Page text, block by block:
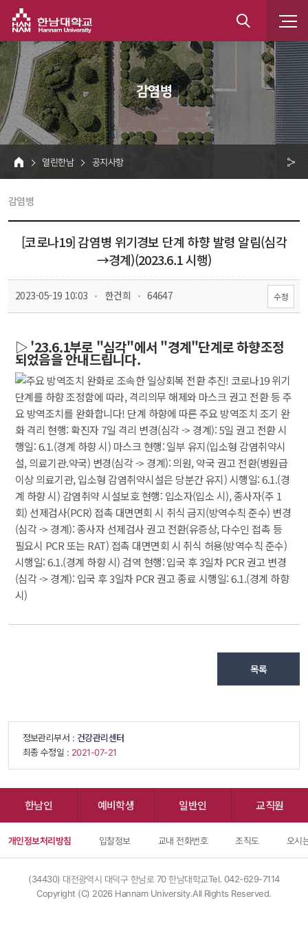
통
감염병
HOME
열린한남 공지사항
유
감염병
[코로나19] 감염병 위기경보 단계 하향 발령 알림(심각
→경계)(2023.6.1 시행)
2023-05-19 10:03 한건희 64647 수정
▷ '23.6.1부로 "심각"에서 "경계"단계로 하향조정
되었음을 안내드립니다.
목록
정보관리부서 : 건강관리센터
최종 수정일 : 2021-07-21
한남인 예비학생 일반인 교직원
개인정보처리방침 입찰정보 교내 전화번호 조직도 오시
(34430) 대전광역시 대덕구 한남로 70 한남대학교Tel. 042-629-7114
Copyright (C) 2026 Hannam University.All Rights Reserved.